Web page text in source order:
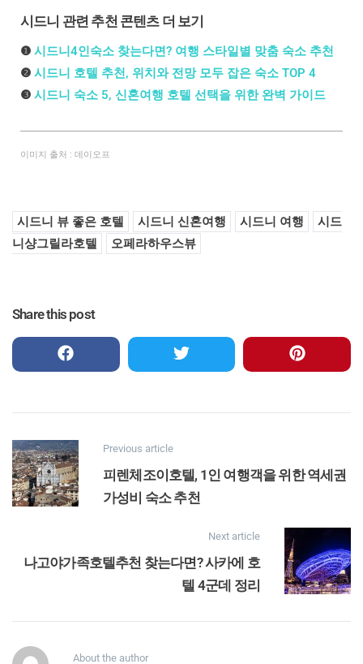
시드니 관련 추천 콘텐츠 더 보기
❶ 시드니4인숙소 찾는다면? 여행 스타일별 맞춤 숙소 추천
❷ 시드니 호텔 추천, 위치와 전망 모두 잡은 숙소 TOP 4
❸ 시드니 숙소 5, 신혼여행 호텔 선택을 위한 완벽 가이드
이미지 출처 : 데이오프
시드니 뷰 좋은 호텔 시드니 신혼여행 시드니 여행
시드
니샹그릴라호텔
오페라하우스뷰
Share this post
Previous article
피렌체조이호텔, 1인 여행객을 위한 역세권
가성비 숙소 추천
Next article
나고야가족호텔추천 찾는다면? 사카에 호
텔 4군데 정리
About the author